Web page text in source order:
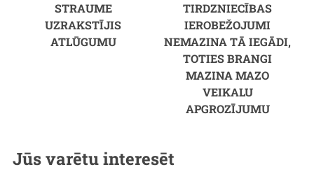
STRAUME
UZRAKSTĪJIS
ATLŪGUMU
TIRDZNIECĪBAS
IEROBEŽOJUMI
NEMAZINA TĀ IEGĀDI,
TOTIES BRANGI
MAZINA MAZO
VEIKALU
APGROZĪJUMU
Jūs varētu interesēt